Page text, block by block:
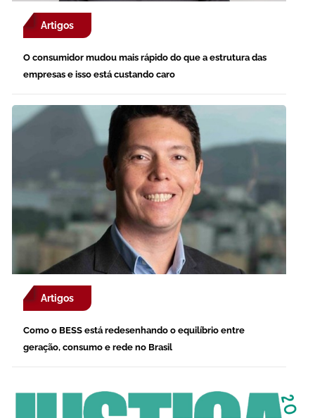
Artigos
O consumidor mudou mais rápido do que a estrutura das
empresas e isso está custando caro
Artigos
Como o BESS está redesenhando o equilíbrio entre
geração, consumo e rede no Brasil